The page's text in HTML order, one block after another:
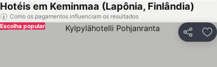
Hotéis em Keminmaa (Lapônia, Finlândia)
Como os pagamentos influenciam os resultados
Partilhar
Escolha popular